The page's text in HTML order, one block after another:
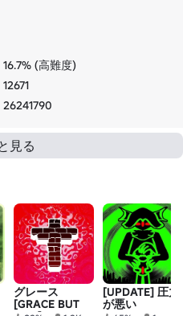
16.7% (高難度)
12671
26241790
見る
グレース
[GRACE BUT
[UPDATE] 圧力
が悪い